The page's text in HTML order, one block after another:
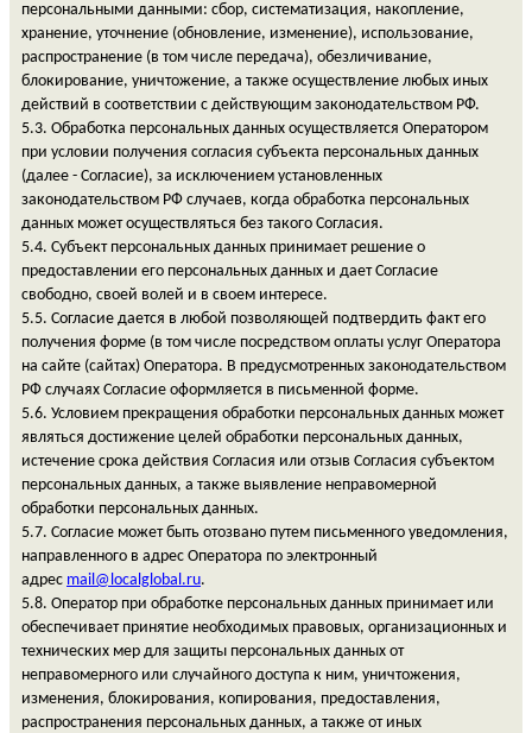
персональными данными: сбор, систематизация, накопление,
хранение, уточнение (обновление, изменение), использование,
распространение (в том числе передача), обезличивание,
блокирование, уничтожение, а также осуществление любых иных
действий в соответствии с действующим законодательством РФ.
5.3. Обработка персональных данных осуществляется Оператором
при условии получения согласия субъекта персональных данных
(далее - Согласие), за исключением установленных
законодательством РФ случаев, когда обработка персональных
данных может осуществляться без такого Согласия.
5.4. Субъект персональных данных принимает решение о
предоставлении его персональных данных и дает Согласие
свободно, своей волей и в своем интересе.
5.5. Согласие дается в любой позволяющей подтвердить факт его
получения форме (в том числе посредством оплаты услуг Оператора
на сайте (сайтах) Оператора. В предусмотренных законодательством
РФ случаях Согласие оформляется в письменной форме.
5.6. Условием прекращения обработки персональных данных может
являться достижение целей обработки персональных данных,
истечение срока действия Согласия или отзыв Согласия субъектом
персональных данных, а также выявление неправомерной
обработки персональных данных.
5.7. Согласие может быть отозвано путем письменного уведомления,
направленного в адрес Оператора по электронный
адрес mail@localglobal.ru.
5.8. Оператор при обработке персональных данных принимает или
обеспечивает принятие необходимых правовых, организационных и
технических мер для защиты персональных данных от
неправомерного или случайного доступа к ним, уничтожения,
изменения, блокирования, копирования, предоставления,
распространения персональных данных, а также от иных